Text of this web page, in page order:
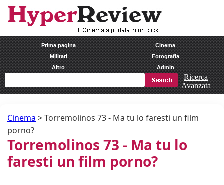
Prima pagina
Cinema
Militari
Fotografia
Altro
Admin
Ricerca
Avanzata
Cinema >Torremolinos 73 - Ma tu lo faresti un film
porno?
Torremolinos 73 - Ma tu lo
faresti un film porno?